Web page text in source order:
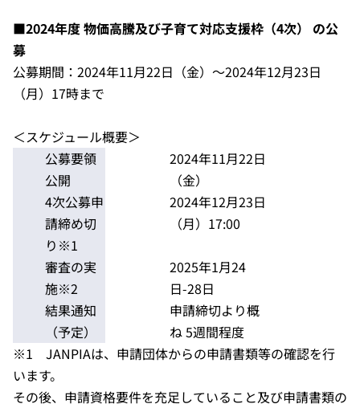
■2024年度 物価高騰及び子育て対応支援枠（4次） の公
募
公募期間：2024年11月22日（金）～2024年12月23日
（月）17時まで
＜スケジュール概要＞
公募要領
公開
2024年11月22日
（金）
4次公募申
請締め切
り※1
2024年12月23日
（月） 17:00
審査の実
施※2
2025年1月24
日-28日
結果通知
（予定）
申請締切より概
ね 5週間程度
※1 JANPIAは、申請団体からの申請書類等の確認を行
います。
その後、申請資格要件を充足していること及び申請書類の